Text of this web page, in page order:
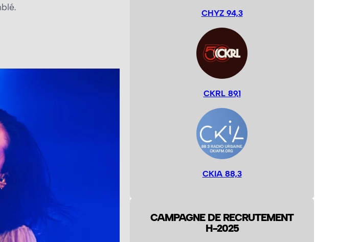
CHYZ 94,3
CKRL 89,1
CKIA 88,3
CAMPAGNE DE RECRUTEMENT
H-2025